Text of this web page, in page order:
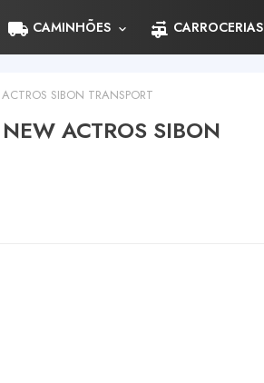
local_shipping CAMINHÕES rv_hookup CARROCERIAS
SIBON TRANSPORT
ACTROS SIBON